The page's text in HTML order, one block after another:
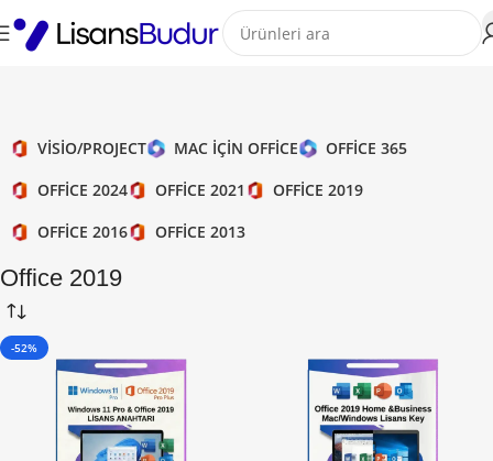
VISIO/PROJECT MAC IÇIN OFFICE
OFFICE 365
OFFICE 2024
OFFICE 2021
OFFICE 2019
OFFICE 2016
OFFICE 2013
Office 2019
-52%